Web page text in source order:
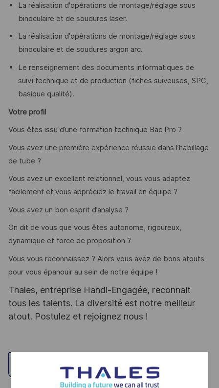
La réalisation d'opérations de montage/réglage sous
binoculaire et de soudures laser.
La réalisation d'opérations de montage/réglage sous
binoculaire et de soudures argon arc.
Le renseignement des documents informatiques de
suivi technique et de production (fiches suiveuses, SPC,
basique qualité).
Votre profil
Vous êtes issu d’une formation technique Bac Pro ?
Vous avez une première expérience réussie dans l’habillage
de tube ?
Vous avez un excellent relationnel, vous vous adaptez
facilement et vous appréciez le travail en équipe ?
Vous avez un bon esprit d’analyse ?
On dit de vous que vous êtes autonome, rigoureux,
dynamique et force de proposition ?
Vous vous reconnaissez ? Alors vous avez de bons atouts
pour vous épanouir au sein de notre équipe !
Thales, entreprise Handi-Engagée, reconnait
tous les talents. La diversité est notre meilleur
atout. Postulez et rejoignez nous !
Standort erkunden